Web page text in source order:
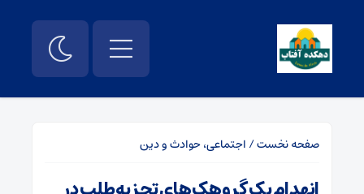
صفحه نخست/ اجتماعی، حوادث و دین